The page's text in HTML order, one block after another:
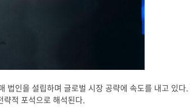
법인을 설립하며 글로벌 시장 공략에 속도를 내고 있다.
략적 포석으로 해석된다.